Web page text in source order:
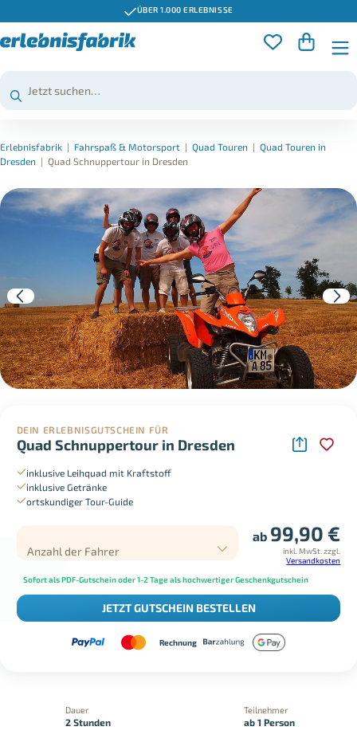
ÜBER 1.000 ERLEBNISSE
Erlebnisfabrik | Fahrspaß & Motorsport | Quad Touren | Quad Touren in
Dresden | Quad Schnuppertour in Dresden
DEIN ERLEBNISGUTSCHEIN FÜR
Quad Schnuppertour in Dresden
inklusive Leihquad mit Kraftstoff
inklusive Getränke
ortskundiger Tour-Guide
Anzahl der Fahrer
ab 99,90 €
inkl. MwSt. zzgl.
Versandkosten
Sofort als PDF-Gutschein oder 1-2 Tage als hochwertiger Geschenkgutschein
JETZT GUTSCHEIN BESTELLEN
Rechnung
Dauer
2 Stunden
Teilnehmer
ab 1 Person